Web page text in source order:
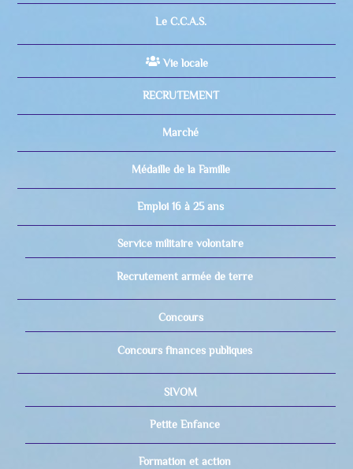
Le C.C.A.S.
Vie locale
RECRUTEMENT
Marché
Médaille de la Famille
Emploi 16 à 25 ans
Service militaire volontaire
Recrutement armée de terre
Concours
Concours finances publiques
SIVOM
Petite Enfance
Formation et action